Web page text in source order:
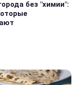
без "химии":